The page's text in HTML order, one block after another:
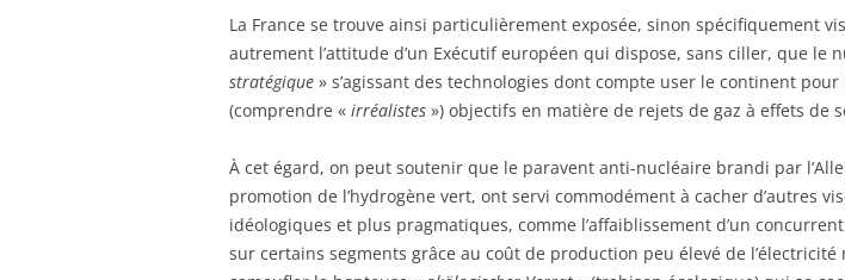
La France se trouve ainsi particulièrement exposée, sinon spécifiquement
autrement l’attitude d’un Exécutif européen qui dispose, sans ciller, que le
stratégique » s’agissant des technologies dont compte user le continent
(comprendre « irréalistes ») objectifs en matière de rejets de gaz à effets de
À cet égard, on peut soutenir que le paravent anti-nucléaire brandi par
promotion de l’hydrogène vert, ont servi commodément à cacher d’autres
idéologiques et plus pragmatiques, comme l’affaiblissement d’un
sur certains segments grâce au coût de production peu élevé de l’électricité